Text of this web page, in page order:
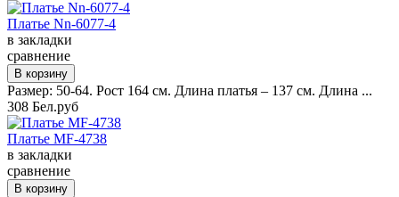
Платье Nn-6077-4
в закладки
сравнение
Размер: 50-64. Рост 164 см. Длина платья – 137 см. Длина ...
308 Бел.руб
Платье MF-4738
в закладки
сравнение